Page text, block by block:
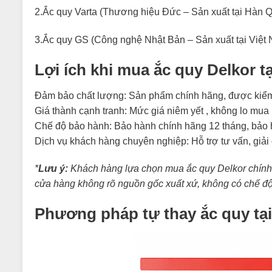
2.Ắc quy Varta (Thương hiệu Đức – Sản xuất tại Hàn
3.Ắc quy GS (Công nghệ Nhật Bản – Sản xuất tại Việt
Lợi ích khi mua ắc quy Delkor
Đảm bảo chất lượng: Sản phẩm chính hãng, được
Giá thành cạnh tranh: Mức giá niêm yết , không lo mua
Chế độ bảo hành: Bảo hành chính hãng 12 tháng,
Dịch vụ khách hàng chuyên nghiệp: Hỗ trợ tư vấn,
*Lưu ý: Khách hàng lựa chọn mua ắc quy Delkor
cửa hàng không rõ nguồn gốc xuất xứ, không có chế
Phương pháp tự thay ắc quy